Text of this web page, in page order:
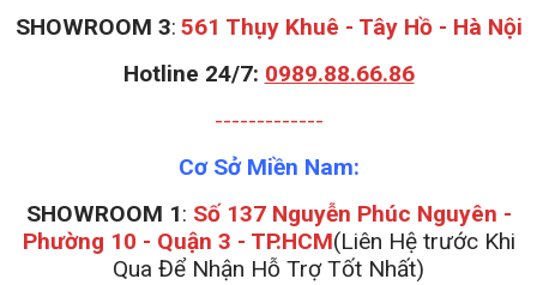
SHOWROOM 3: 561 Thụy Khuê - Tây Hồ - Hà Nội
Hotline 24/7: 0989.88.66.86
-------------
Cơ Sở Miền Nam:
SHOWROOM 1: Số 137 Nguyễn Phúc Nguyên -
Phường 10 - Quận 3 - TP.HCM(Liên Hệ trước Khi
Qua Để Nhận Hỗ Trợ Tốt Nhất)